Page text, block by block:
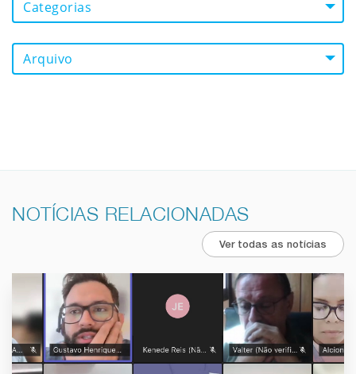
Categorias
Arquivo
NOTÍCIAS RELACIONADAS
Ver todas as notícias